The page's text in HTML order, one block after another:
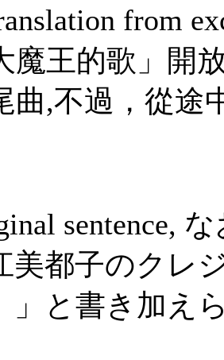
from
魔王的歌」開
曲,不過，從途
sentence,
美都子のクレ
」と書き加え